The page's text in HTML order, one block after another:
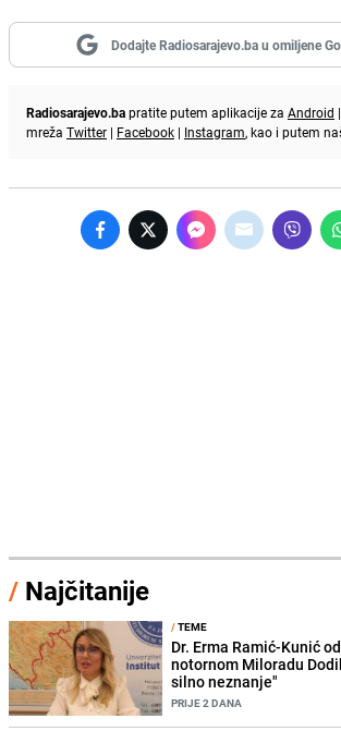
Dodajte Radiosarajevo.ba u omiljene
Radiosarajevo.bapratite putem aplikacije za Android |
mreža Twitter | Facebook | Instagram, kao i putem
/ Najčitanije
/TEME
Dr. Erma Ramić-Kunić
notornom Miloradu
silno neznanje"
PRIJE 2 DANA